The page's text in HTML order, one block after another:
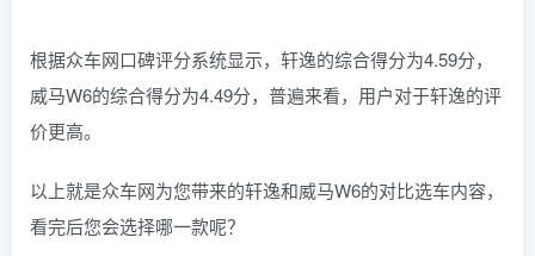
根据众车网口碑评分系统显示，轩逸的综合得分为4.59分，
威马W6的综合得分为4.49分，普遍来看，用户对于轩逸的评
价更高。
以上就是众车网为您带来的轩逸和威马W6的对比选车内容，
看完后您会选择哪一款呢？